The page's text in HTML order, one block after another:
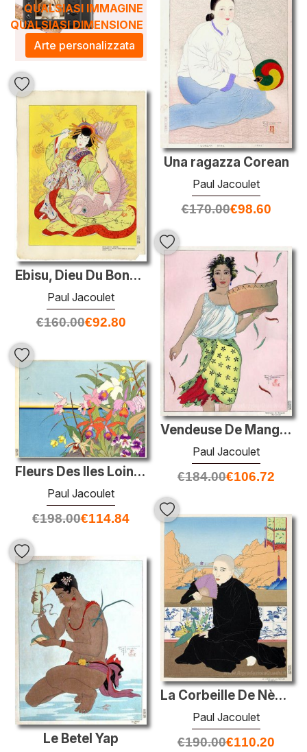
QUALSIASI IMMAGINE
QUALSIASI DIMENSIONE
Arte personalizzata
Una ragazza Corean
Paul Jacoulet
€170.00€98.60
Ebisu, Dieu Du Bonheur Personnifie Par Une Courtisane Du Shimaba
Paul Jacoulet
€160.00€92.80
Vendeuse De Mangues, Marianes
Paul Jacoulet
€184.00€106.72
Fleurs Des Iles Lointaines. Mers De Sud
Paul Jacoulet
€198.00€114.84
La Corbeille De Nèfles. Chinois
Paul Jacoulet
€190.00€110.20
Le Betel Yap